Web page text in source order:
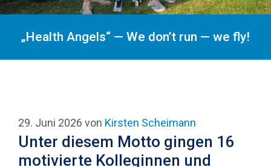
„Health Angels“ — We don’t run — we fly!
29. Juni 2026 von Kirsten Scheimann
Unter diesem Motto gingen 16
motivierte Kolleginnen und